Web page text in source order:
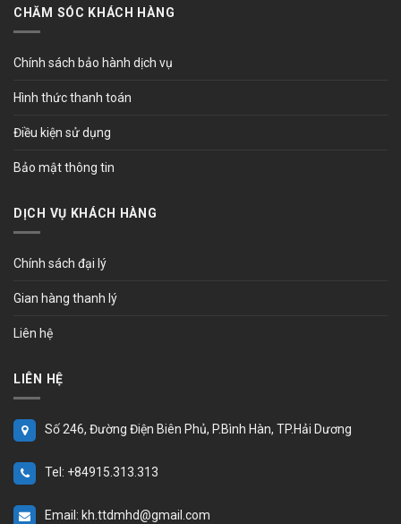
CHĂM SÓC KHÁCH HÀNG
Chính sách bảo hành dịch vụ
Hình thức thanh toán
Điều kiện sử dụng
Bảo mật thông tin
DỊCH VỤ KHÁCH HÀNG
Chính sách đại lý
Gian hàng thanh lý
Liên hệ
LIÊN HỆ
Số 246, Đường Điện Biên Phủ, P.Bình Hàn, TP.Hải Dương
Tel: +84915.313.313
Email: kh.ttdmhd@gmail.com